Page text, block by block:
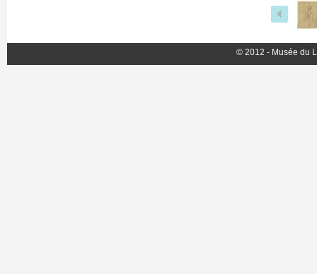
© 2012 - Musée du